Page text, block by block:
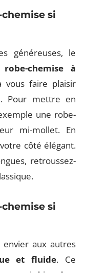
si
généreuses, le
chemise à
vous faire plaisir
Pour mettre en
une robe-
mi-mollet. En
côté élégant.
retroussez-
si
aux autres
et fluide. Ce